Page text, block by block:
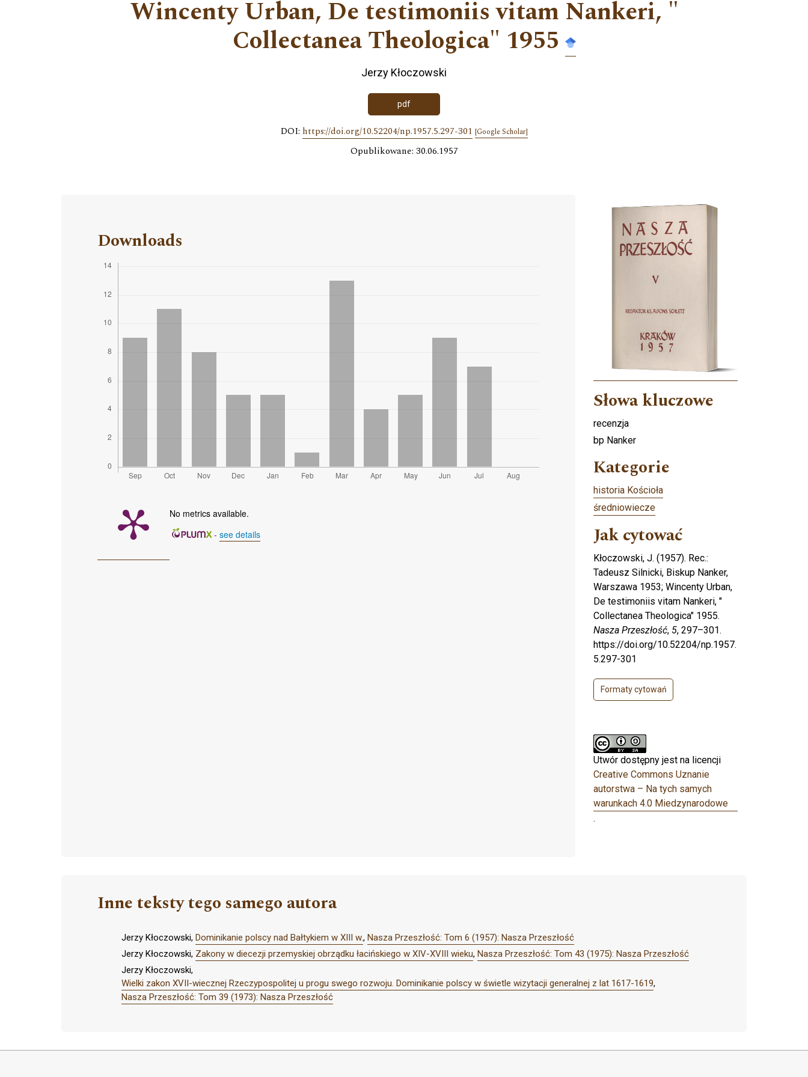
Wincenty Urban, De testimoniis vitam Nankeri, "
Collectanea Theologica" 1955
Jerzy Kłoczowski
pdf
DOI: https://doi.org/10.52204/np.1957.5.297-301 [Google Scholar]
Opublikowane: 30.06.1957
Downloads
No metrics available.
- see details
Cover image
Słowa kluczowe
recenzja
bp Nanker
Kategorie
historia Kościoła
średniowiecze
Jak cytować
Kłoczowski, J. (1957). Rec.:
Tadeusz Silnicki, Biskup Nanker,
Warszawa 1953; Wincenty Urban,
De testimoniis vitam Nankeri, "
Collectanea Theologica" 1955.
Nasza Przeszłość, 5, 297–301.
https://doi.org/10.52204/np.1957.
5.297-301
Formaty cytowań
Utwór dostępny jest na licencji
Creative Commons Uznanie
autorstwa – Na tych samych
warunkach 4.0 Miedzynarodowe
.
Inne teksty tego samego autora
Jerzy Kłoczowski, Dominikanie polscy nad Bałtykiem w XIII w., Nasza Przeszłość: Tom 6 (1957): Nasza Przeszłość
Jerzy Kłoczowski, Zakony w diecezji przemyskiej obrządku łacińskiego w XIV-XVIII wieku, Nasza Przeszłość: Tom 43 (1975): Nasza Przeszłość
Jerzy Kłoczowski,
Wielki zakon XVII-wiecznej Rzeczypospolitej u progu swego rozwoju. Dominikanie polscy w świetle wizytacji generalnej z lat 1617-1619,
Nasza Przeszłość: Tom 39 (1973): Nasza Przeszłość